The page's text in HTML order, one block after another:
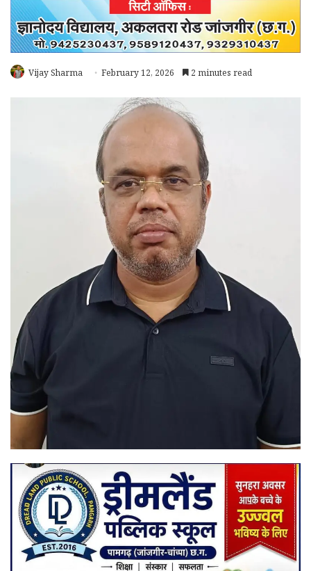
Vijay Sharma February 12, 2026 2 minutes read